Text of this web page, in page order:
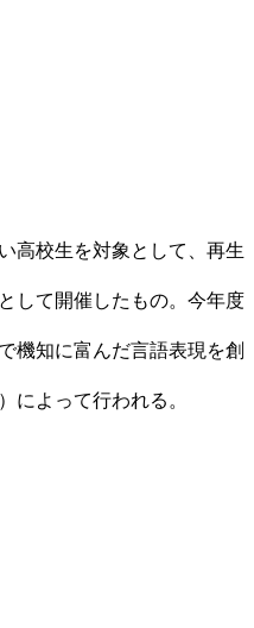
高校生を対象として、再生
して開催したもの。今年度
機知に富んだ言語表現を創
よって行われる。